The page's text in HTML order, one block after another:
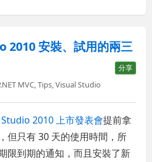
2010 安裝、試用的兩三
分享
MVC,Tips,Visual Studio
2010 上市發表會提前拿
但只有 30 天的使用時間，所
限到期的通知，而且安裝了新